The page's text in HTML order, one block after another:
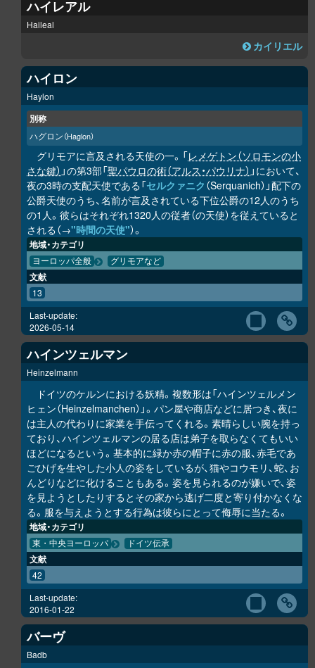
ハイレアル
Haileal
カイリエル
ハイロン
Haylon
別称
ハグロン（Haglon）
グリモアに言及される天使の一。「レメゲトン（ソロモンの小
さな鍵） 」の第3部「聖パウロの術（アルス・パウリナ） 」において、
夜の3時の支配天使である「セルクァニク （Serquanich）」配下の
公爵天使のうち、名前が言及されている下位公爵の12人のうち
の1人。彼らはそれぞれ1320人の従者（の天使）を従えていると
される（→"時間の天使"）。
地域・カテゴリ
ヨーロッパ全般 グリモアなど
文献
13
Last-update:
2026-05-14
ハインツェルマン
Heinzelmann
ドイツのケルンにおける妖精。複数形は「ハインツェルメン
ヒェン（Heinzelmanchen）」。パン屋や商店などに居つき、夜に
は主人の代わりに家業を手伝ってくれる。素晴らしい腕を持っ
ており、ハインツェルマンの居る店は弟子を取らなくてもいい
ほどになるという。基本的に緑か赤の帽子に赤の服、赤毛であ
ごひげを生やした小人の姿をしているが、猫やコウモリ、蛇、お
んどりなどに化けることもある。姿を見られるのが嫌いで、姿
を見ようとしたりするとその家から逃げ二度と寄り付かなくな
る。服を与えようとする行為は彼らにとって侮辱に当たる。
地域・カテゴリ
東・中央ヨーロッパ ドイツ伝承
文献
42
Last-update:
2016-01-22
バーヴ
Badb